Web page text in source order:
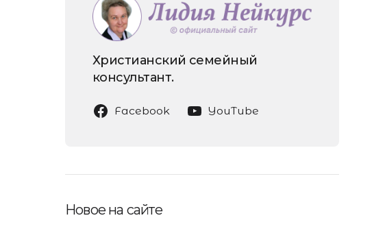
Христианский семейный
консультант.
Facebook YouTube
Новое на сайте